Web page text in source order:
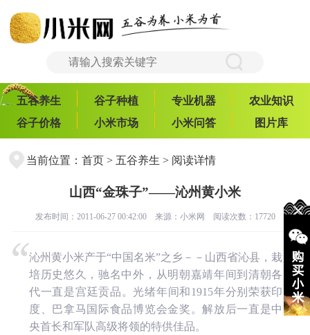
五谷养生 谷子种植 专业机器
农业知识
谷子价格
小米市场 小米问答 图片库
当前位置： 首页> 五谷养生 > 阅读详情
山西“金珠子”——沁州黄小米
发布时间：2011-06-27 00:42:00 来源： 小米网 阅读次数：17720
沁州黄小米产于“中国名米”之乡－－山西省沁县，栽
培历史悠久，驰名中外，从明朝嘉靖年间到清朝各
代一直是宫廷贡品。光绪年间和1915年分别荣获印
度、巴拿马国际食品博览会金奖。解放后一直是中
央首长和军队高级将领的特供佳品。